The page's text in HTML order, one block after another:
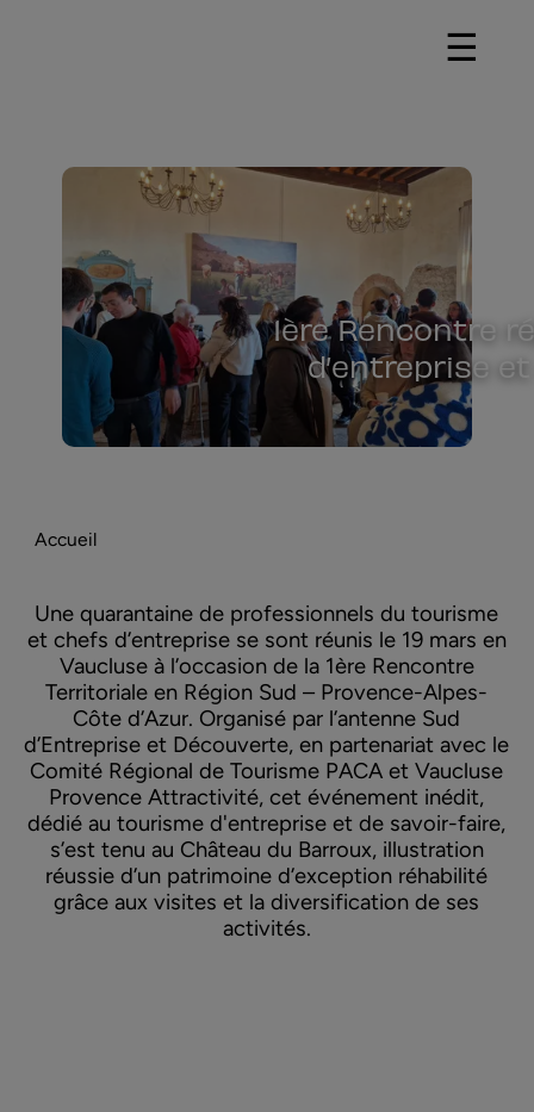
☰
1ère Rencontre
d’entreprise
Accueil
Une quarantaine de professionnels du tourisme
et chefs d’entreprise se sont réunis le 19 mars en
Vaucluse à l’occasion de la 1ère Rencontre
Territoriale en Région Sud – Provence-Alpes-
Côte d’Azur. Organisé par l’antenne Sud
d’Entreprise et Découverte, en partenariat avec le
Comité Régional de Tourisme PACA et Vaucluse
Provence Attractivité, cet événement inédit,
dédié au tourisme d'entreprise et de savoir-faire,
s’est tenu au Château du Barroux, illustration
réussie d’un patrimoine d’exception réhabilité
grâce aux visites et la diversification de ses
activités.